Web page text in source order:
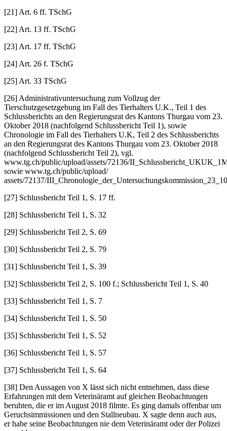
[21] Art. 6 ff. TSchG
[22] Art. 13 ff. TSchG
[23] Art. 17 ff. TSchG
[24] Art. 26 f. TSchG
[25] Art. 33 TSchG
[26] Administrativuntersuchung zum Vollzug der
Tierschutzgesetzgebung im Fall des Tierhalters U.K., Teil 1 des
Schlussberichts an den Regierungsrat des Kantons Thurgau vom 23.
Oktober 2018 (nachfolgend Schlussbericht Teil 1), sowie
Chronologie im Fall des Tierhalters U.K, Teil 2 des Schlussberichts
an den Regierungsrat des Kantons Thurgau vom 23. Oktober 2018
(nachfolgend Schlussbericht Teil 2), vgl.
www.tg.ch/public/upload/assets/72136/
sowie www.tg.ch/public/upload/
assets/72137/
[27] Schlussbericht Teil 1, S. 17 ff.
[28] Schlussbericht Teil 1, S. 32
[29] Schlussbericht Teil 2, S. 69
[30] Schlussbericht Teil 2, S. 79
[31] Schlussbericht Teil 1, S. 39
[32] Schlussbericht Teil 2, S. 100 f.; Schlussbericht Teil 1, S. 40
[33] Schlussbericht Teil 1, S. 7
[34] Schlussbericht Teil 1, S. 50
[35] Schlussbericht Teil 1, S. 52
[36] Schlussbericht Teil 1, S. 57
[37] Schlussbericht Teil 1, S. 64
[38] Den Aussagen von X lässt sich nicht entnehmen, dass diese
Erfahrungen mit dem Veterinäramt auf gleichen Beobachtungen
beruhten, die er im August 2018 filmte. Es ging damals offenbar um
Geruchsimmissionen und den Stallneubau. X sagte denn auch aus,
er habe seine Beobachtungen nie dem Veterinäramt oder der Polizei